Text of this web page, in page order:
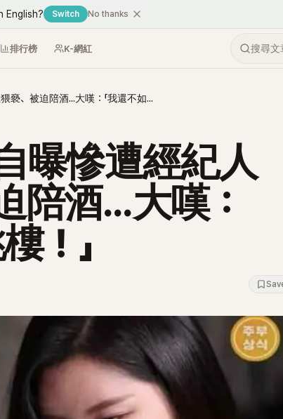
English? Switch No thanks
排行榜 K-網紅 搜尋文
韓國女歌手自曝慘遭經紀人性猥褻、被迫陪酒...大嘆：「我還不如跳樓！」
曝慘遭經紀人
陪酒...大嘆：
！」